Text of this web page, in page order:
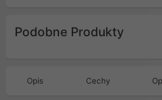
Podobne Produkty
Opis Cechy